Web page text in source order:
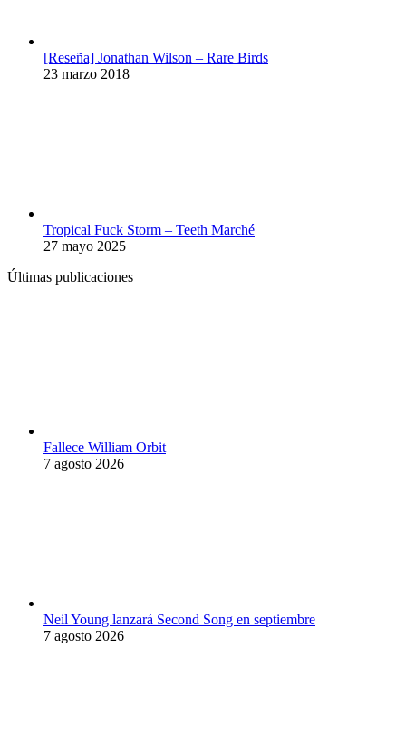
[Reseña] Jonathan Wilson – Rare Birds
23 marzo 2018
Tropical Fuck Storm – Teeth Marché
27 mayo 2025
Últimas publicaciones
Fallece William Orbit
7 agosto 2026
Neil Young lanzará Second Song en septiembre
7 agosto 2026